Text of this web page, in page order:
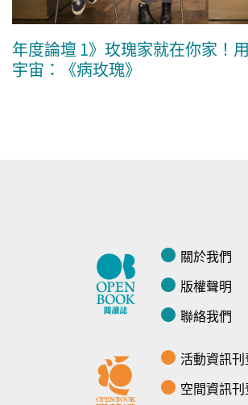
年度論壇 1》玫瑰家就在你家！
宇宙：《病玫瑰》
關於我們
版權聲明
聯絡我們
活動資訊
空間資訊